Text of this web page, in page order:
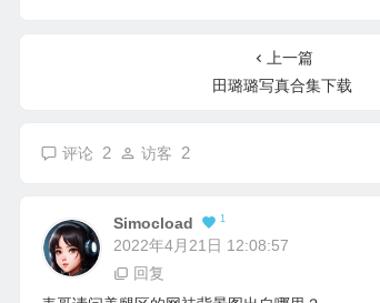
期合集下载
上一篇
田璐璐写真合集下载
评论 2 访客 2
Simocload 1
2022年4月21日 12:08:57
回复